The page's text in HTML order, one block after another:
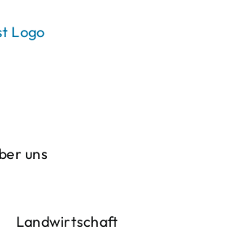
uns
Landwirtschaft